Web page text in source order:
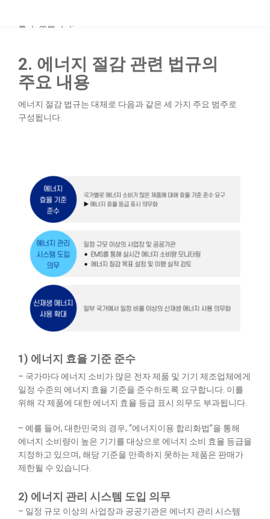
2. 에너지 절감 관련 법규의
주요 내용
에너지 절감 법규는 대체로 다음과 같은 세 가지 주요 범주로
구성됩니다.
1) 에너지 효율 기준 준수
– 국가마다 에너지 소비가 많은 전자 제품 및 기기 제조업체에게
일정 수준의 에너지 효율 기준을 준수하도록 요구합니다. 이를
위해 각 제품에 대한 에너지 효율 등급 표시 의무도 부과됩니다.
– 예를 들어, 대한민국의 경우, “에너지이용 합리화법”을 통해
에너지 소비량이 높은 기기를 대상으로 에너지 소비 효율 등급을
지정하고 있으며, 해당 기준을 만족하지 못하는 제품은 판매가
제한될 수 있습니다.
2) 에너지 관리 시스템 도입 의무
– 일정 규모 이상의 사업장과 공공기관은 에너지 관리 시스템